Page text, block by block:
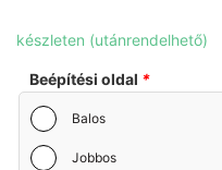
készleten (utánrendelhető)
Beépítési oldal *
Balos
Jobbos